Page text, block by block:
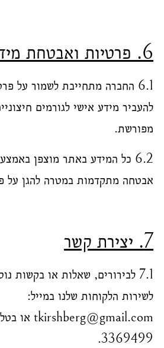
6. פרטיות ואבטחת מידע
6.1 החברה מתחייבת לשמור על
להעביר מידע אישי לגורמים
מפורשת.
6.2 כל המידע באתר מוצפן
אבטחה מתקדמות במטרה להגן על
7. יצירת קשר
7.1 לבירורים, שאלות או בקשות
לשירות הלקוחות שלנו במייל:
3369499.